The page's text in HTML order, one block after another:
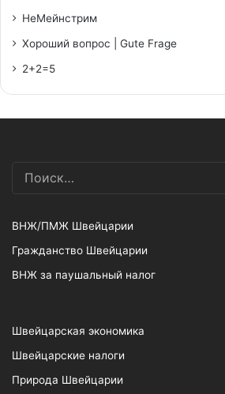
НеМейнстрим
Хороший вопрос | Gute Frage
2+2=5
ВНЖ/ПМЖ Швейцарии
Гражданство Швейцарии
ВНЖ за паушальный налог
Швейцарская экономика
Швейцарские налоги
Природа Швейцарии